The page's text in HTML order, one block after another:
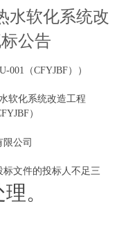
水软化系统改
公告
001（CFYJBF））
软化系统改造工程
）
公司
标文件的投标人不足三
。